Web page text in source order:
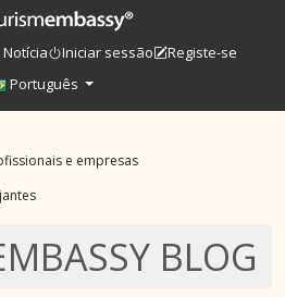
Notícia Iniciar sessão
Registe-se
Português
e empresas
BLOG